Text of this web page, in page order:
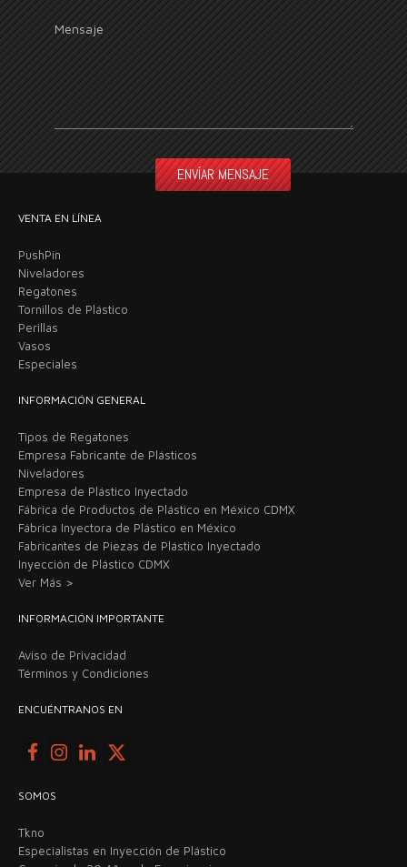
Mensaje
VENTA EN LÍNEA
PushPin
Niveladores
Regatones
Tornillos de Plástico
Perillas
Vasos
Especiales
INFORMACIÓN GENERAL
Tipos de Regatones
Empresa Fabricante de Plásticos
Niveladores
Empresa de Plástico Inyectado
Fábrica de Productos de Plástico en México CDMX
Fábrica Inyectora de Plástico en México
Fabricantes de Piezas de Plástico Inyectado
Inyección de Plástico CDMX
Ver Más >
INFORMACIÓN IMPORTANTE
Aviso de Privacidad
Términos y Condiciones
ENCUÉNTRANOS EN
SOMOS
Tkno
Especialistas en Inyección de Plástico